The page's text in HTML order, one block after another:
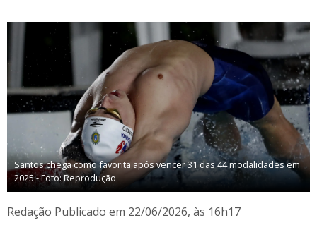
Santos chega como favorita após vencer 31 das 44 modalidades em
2025 - Foto: Reprodução
Redação Publicado em 22/06/2026, às 16h17